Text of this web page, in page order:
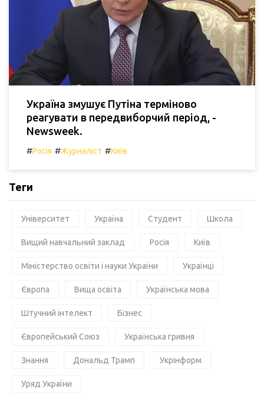
Україна змушує Путіна терміново
реагувати в передвиборчий період, -
Newsweek.
#Росія #Журналіст #Київ
Теги
Університет Україна Студент Школа
Вищий навчальний заклад Росія Київ
Міністерство освіти і науки України Українці
Європа Вища освіта Українська мова
Штучний інтелект Бізнес
Європейський Союз Українська гривня
Знання Дональд Трамп Укрінформ
Уряд України